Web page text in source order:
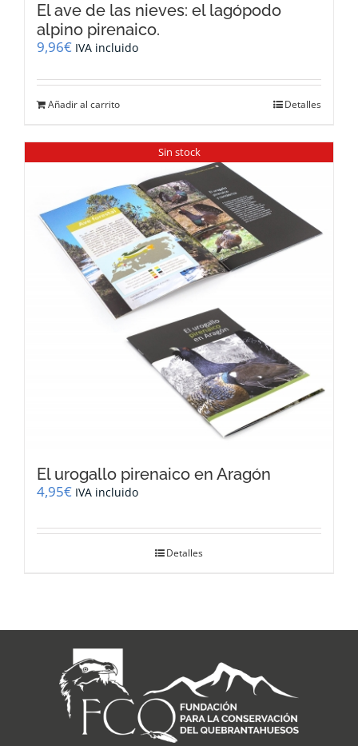
El ave de las nieves: el lagópodo
alpino pirenaico.
9,96€ IVA incluido
Añadir al carrito Detalles
Sin stock
El urogallo pirenaico en Aragón
4,95€ IVA incluido
Detalles